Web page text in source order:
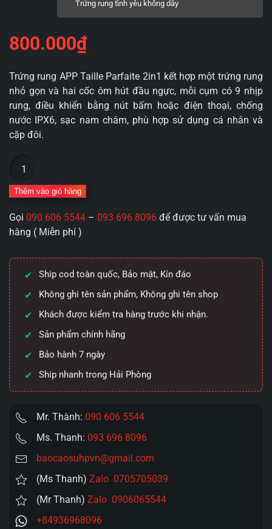
Trứng rung tình yêu không dây
800.000₫
Trứng rung APP Taille Parfaite 2in1 kết hợp một trứng rung
nhỏ gọn và hai cốc ôm hút đầu ngực, mỗi cụm có 9 nhịp
rung, điều khiển bằng nút bấm hoặc điện thoại, chống
nước IPX6, sạc nam châm, phù hợp sử dụng cá nhân và
cặp đôi.
rung
điều
APP
Taille
2in1
rung
kích
thích
và
bộ
hút
ti
tích
hợp
lượng
Thêm vào giỏ hàng
Gọi 090 606 5544 – 093 696 8096 để được tư vấn mua
hàng ( Miễn phí )
Ship cod toàn quốc, Bảo mật, Kín đáo
Không ghi tên sản phẩm, Không ghi tên shop
Khách được kiểm tra hàng trước khi nhận.
Sản phẩm chính hãng
Bảo hành 7 ngày
Ship nhanh trong Hải Phòng
Mr. Thành: 090 606 5544
Ms. Thanh: 093 696 8096
baocaosuhpvn@gmail.com
(Ms Thanh) Zalo 0705705039
(Mr Thanh) Zalo 0906065544
+84936968096